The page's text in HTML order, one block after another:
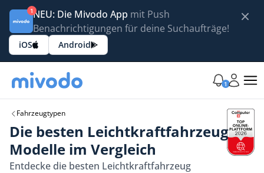
1NEU: Die Mivodo App mit Push
Benachrichtigungen für deine Suchaufträge!
iOS Android
1
Fahrzeugtypen
Die besten Leichtkraftfahrzeug
Modelle im Vergleich
Entdecke die besten Leichtkraftfahrzeug